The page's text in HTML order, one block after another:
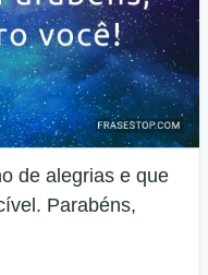
de alegrias e que
Parabéns,